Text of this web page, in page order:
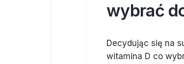
wybrać
Decydując się na
witamina D co